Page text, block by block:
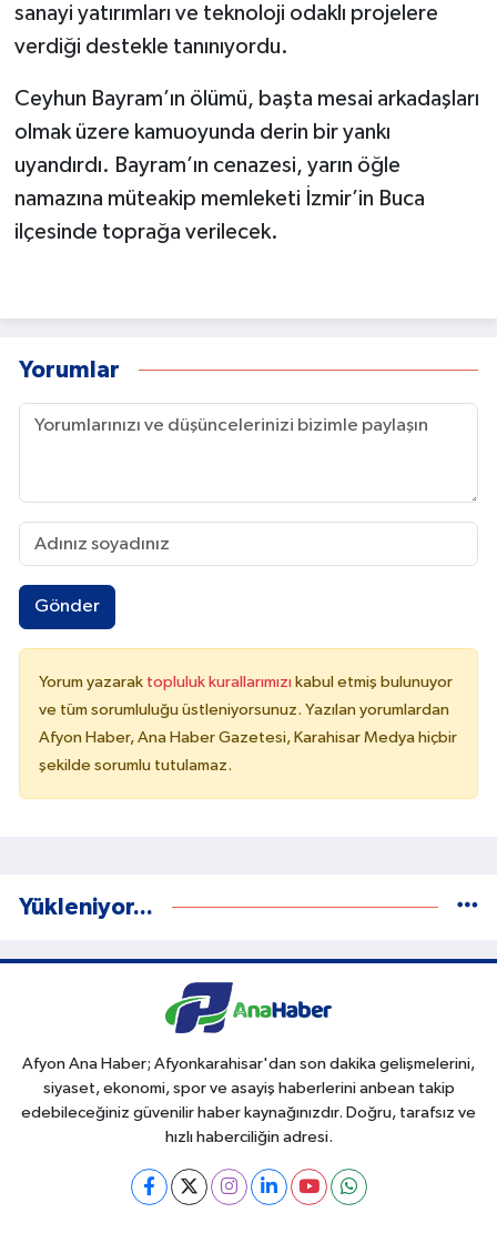
sanayi yatırımları ve teknoloji odaklı projelere
verdiği destekle tanınıyordu.
Ceyhun Bayram’ın ölümü, başta mesai arkadaşları
olmak üzere kamuoyunda derin bir yankı
uyandırdı. Bayram’ın cenazesi, yarın öğle
namazına müteakip memleketi İzmir’in Buca
ilçesinde toprağa verilecek.
Yorumlar
Gönder
Yorum yazarak topluluk kurallarımızı kabul etmiş bulunuyor
ve tüm sorumluluğu üstleniyorsunuz. Yazılan yorumlardan
Afyon Haber, Ana Haber Gazetesi, Karahisar Medya hiçbir
şekilde sorumlu tutulamaz.
Yükleniyor...
Afyon Ana Haber; Afyonkarahisar'dan son dakika gelişmelerini,
siyaset, ekonomi, spor ve asayiş haberlerini anbean takip
edebileceğiniz güvenilir haber kaynağınızdır. Doğru, tarafsız ve
hızlı haberciliğin adresi.